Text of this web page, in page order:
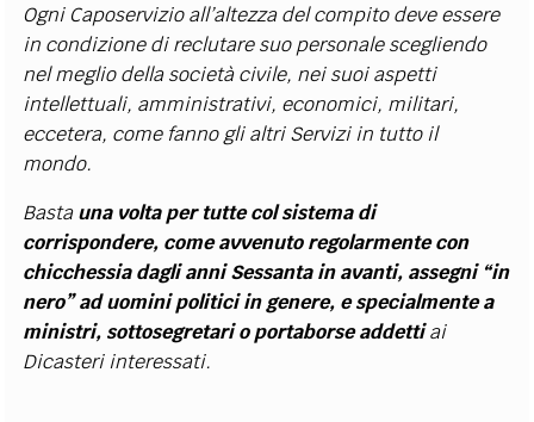
Ogni Caposervizio all’altezza del compito deve essere
in condizione di reclutare suo personale scegliendo
nel meglio della società civile, nei suoi aspetti
intellettuali, amministrativi, economici, militari,
eccetera, come fanno gli altri Servizi in tutto il
mondo.
Bastauna volta per tutte col sistema di
corrispondere, come avvenuto regolarmente con
chicchessia dagli anni Sessanta in avanti, assegni “in
nero” ad uomini politici in genere, e specialmente a
ministri, sottosegretari o portaborse addettiai
Dicasteri interessati.